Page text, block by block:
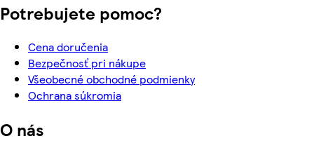
Potrebujete pomoc?
Cena doručenia
Bezpečnosť pri nákupe
Všeobecné obchodné podmienky
Ochrana súkromia
O nás